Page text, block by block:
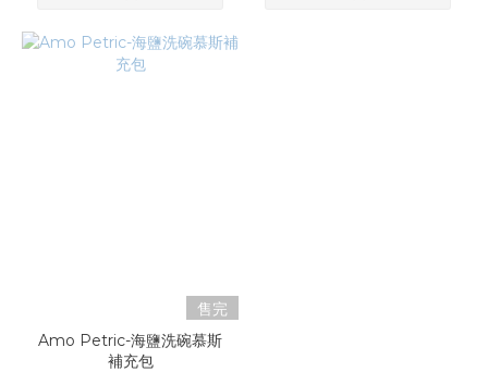
售完
Amo Petric-海鹽洗碗慕斯
補充包